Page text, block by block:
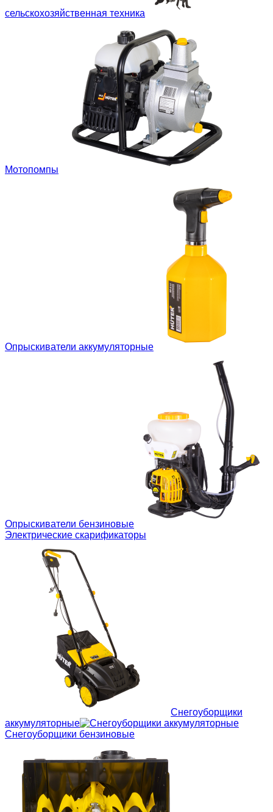
сельскохозяйственная техника
Мотопомпы
Опрыскиватели аккумуляторные
Опрыскиватели бензиновые
Электрические скарификаторы
Снегоуборщики
аккумуляторные
Снегоуборщики бензиновые